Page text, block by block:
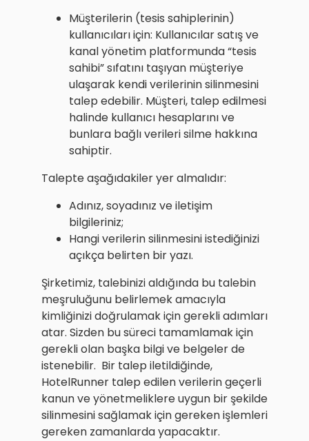
Müşterilerin (tesis sahiplerinin)
kullanıcıları için: Kullanıcılar satış ve
kanal yönetim platformunda “tesis
sahibi” sıfatını taşıyan müşteriye
ulaşarak kendi verilerinin silinmesini
talep edebilir. Müşteri, talep edilmesi
halinde kullanıcı hesaplarını ve
bunlara bağlı verileri silme hakkına
sahiptir.
Talepte aşağıdakiler yer almalıdır:
Adınız, soyadınız ve iletişim
bilgileriniz;
Hangi verilerin silinmesini istediğinizi
açıkça belirten bir yazı.
Şirketimiz, talebinizi aldığında bu talebin
meşruluğunu belirlemek amacıyla
kimliğinizi doğrulamak için gerekli adımları
atar. Sizden bu süreci tamamlamak için
gerekli olan başka bilgi ve belgeler de
istenebilir. Bir talep iletildiğinde,
HotelRunner talep edilen verilerin geçerli
kanun ve yönetmeliklere uygun bir şekilde
silinmesini sağlamak için gereken işlemleri
gereken zamanlarda yapacaktır.